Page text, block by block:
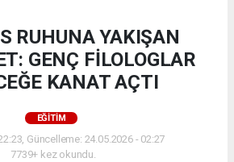
RUHUNA YAKIŞAN
GENÇ FİLOLOGLAR
KANAT AÇTI
EĞİTİM
Güncelleme: 24.05.2026 - 02:27
7739+ kez okundu.